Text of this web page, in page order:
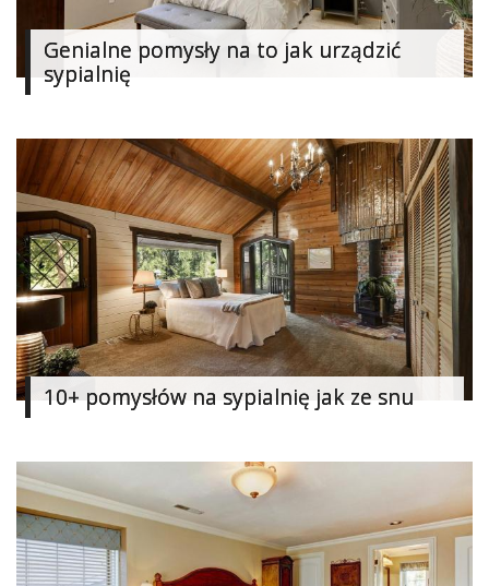
Dodaj
Dodaj
galerię
artykuł
Genialne pomysły na to jak urządzić
sypialnię
10+ pomysłów na sypialnię jak ze snu